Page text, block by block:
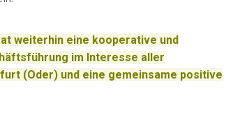
weiterhin eine kooperative und
im Interesse aller
(Oder) und eine gemeinsame positive